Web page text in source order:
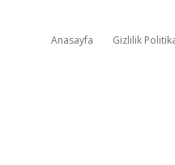
Anasayfa Gizlilik